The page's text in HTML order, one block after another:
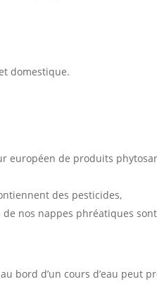
domestique.
européen de produits
des pesticides,
de nos nappes phréatiques
bord d’un cours d’eau peut